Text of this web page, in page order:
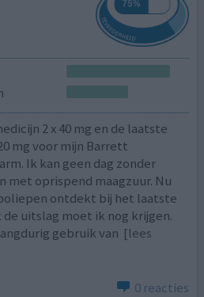
2 x 40 mg en de laatste
mg voor mijn Barrett
Ik kan geen dag zonder
met oprispend maagzuur. Nu
ontdekt bij het laatste
uitslag moet ik nog krijgen.
gebruik van [lees
0 reacties